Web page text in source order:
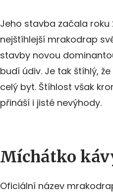
Jeho stavba začala roku
nejštíhlejší mrakodrap
stavby novou
budí údiv. Je tak štíhlý,
celý byt. Štíhlost však
přináší i jisté nevýhody.
Míchátko
Oficiální název